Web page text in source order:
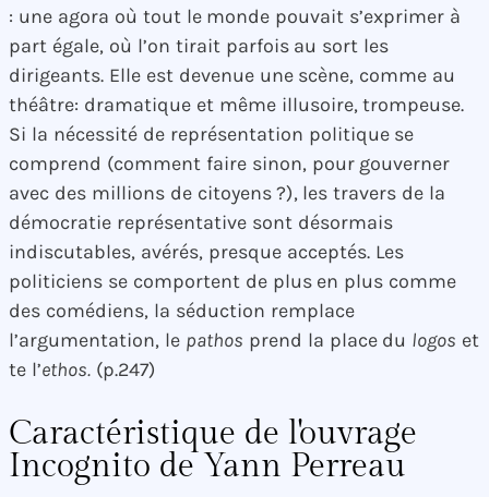
: une agora où tout le monde pouvait s’exprimer à
part égale, où l’on tirait parfois au sort les
dirigeants. Elle est devenue une scène, comme au
théâtre: dramatique et même illusoire, trompeuse.
Si la nécessité de représentation politique se
comprend (comment faire sinon, pour gouverner
avec des millions de citoyens ?), les travers de la
démocratie représentative sont désormais
indiscutables, avérés, presque acceptés. Les
politiciens se comportent de plus en plus comme
des comédiens, la séduction remplace
l’argumentation, le pathos prend la place du logos et
te l’ethos. (p.247)
Caractéristique de l'ouvrage
Incognito de Yann Perreau